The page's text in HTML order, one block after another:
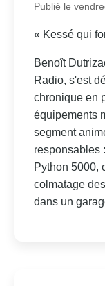
Publié le
« Kessé qui
Benoît
Radio, s'est
chronique en
équipements
segment
responsables
Python 5000,
colmatage
dans un